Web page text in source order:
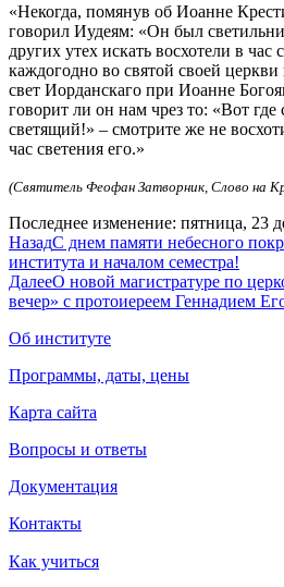
«Некогда, помянув об Иоанне
говорил Иудеям: «Он был
других утех искать восхотели в час
каждогодно во святой своей
свет Иорданскаго при Иоанне
говорит ли он нам чрез то: «Вот где
светящий!» – смотрите же не
час светения его.»
(Святитель Феофан Затворник, Слово на
Последнее изменение: пятница, 23
НазадС днем памяти небесного
института и началом семестра!
ДалееО новой магистратуре по
вечер» с протоиереем Геннадием
Об институте
Программы, даты, цены
Карта сайта
Вопросы и ответы
Документация
Контакты
Как учиться